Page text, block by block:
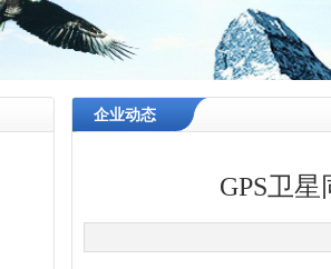
企业动态
GPS卫